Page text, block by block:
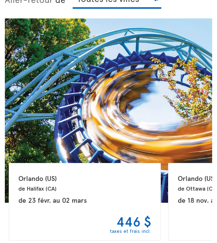
Orlando (US)
de Halifax (CA)
de 23 févr.au 02 mars
446 $
taxes et frais incl.
Orlando (US)
de Ottawa
de 18 nov.